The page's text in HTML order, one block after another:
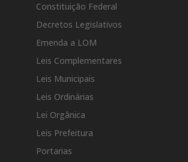
Constituição Federal
Decretos Legislativos
Emenda a LOM
Leis Complementares
Leis Municipais
Leis Ordinárias
Lei Orgânica
Leis Prefeitura
Portarias